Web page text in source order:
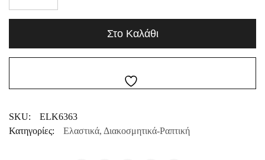
Στο Καλάθι
SKU:
ELK6363
Κατηγορίες:
Ελαστικά, Διακοσμητικά-Ραπτική